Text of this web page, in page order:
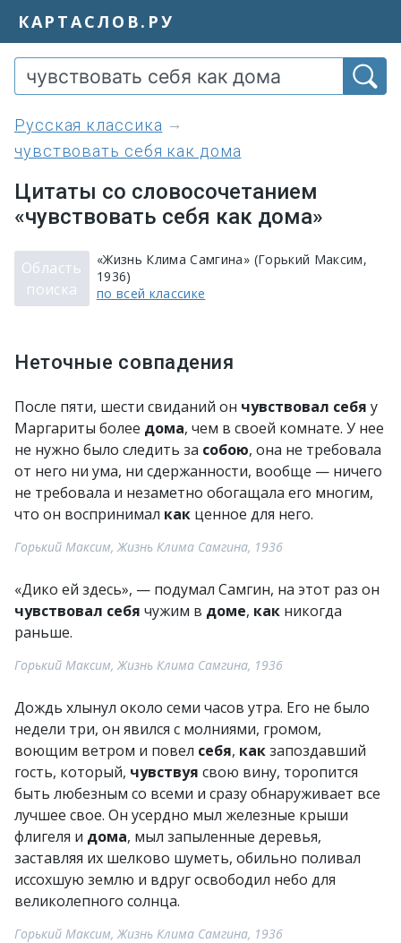
КАРТАСЛОВ.РУ
Русская классика
чувствовать себя как дома
Цитаты со словосочетанием
«чувствовать себя как дома»
Область
поиска
«Жизнь Клима Самгина» (Горький Максим,
1936)
по всей классике
Неточные совпадения
После пяти, шести свиданий он чувствовал себя у
Маргариты более дома, чем в своей комнате. У нее
не нужно было следить за собою, она не требовала
от него ни ума, ни сдержанности, вообще — ничего
не требовала и незаметно обогащала его многим,
что он воспринимал как ценное для него.
Горький Максим, Жизнь Клима Самгина, 1936
«Дико ей здесь», — подумал Самгин, на этот раз он
чувствовал себя чужим в доме, как никогда
раньше.
Горький Максим, Жизнь Клима Самгина, 1936
Дождь хлынул около семи часов утра. Его не было
недели три, он явился с молниями, громом,
воющим ветром и повел себя, какзапоздавший
гость, который, чувствуя свою вину, торопится
быть любезным со всеми и сразу обнаруживает все
лучшее свое. Он усердно мыл железные крыши
флигеля и дома, мыл запыленные деревья,
заставляя их шелково шуметь, обильно поливал
иссохшую землю и вдруг освободил небо для
великолепного солнца.
Горький Максим, Жизнь Клима Самгина, 1936